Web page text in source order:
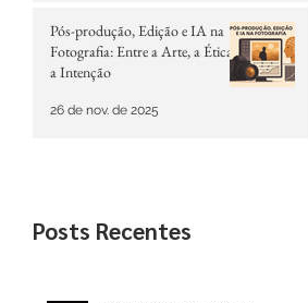
Pós-produção, Edição e IA na
Fotografia: Entre a Arte, a Ética e
a Intenção
26 de nov. de 2025
Posts Recentes